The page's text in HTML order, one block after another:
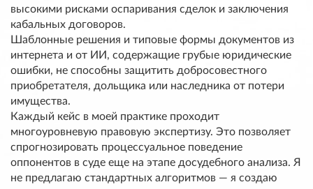
высокими рисками оспаривания сделок и заключения
кабальных договоров.
Шаблонные решения и типовые формы документов из
интернета и от ИИ, содержащие грубые юридические
ошибки, не способны защитить добросовестного
приобретателя, дольщика или наследника от потери
имущества.
Каждый кейс в моей практике проходит
многоуровневую правовую экспертизу. Это позволяет
спрогнозировать процессуальное поведение
оппонентов в суде еще на этапе досудебного анализа. Я
не предлагаю стандартных алгоритмов — я создаю